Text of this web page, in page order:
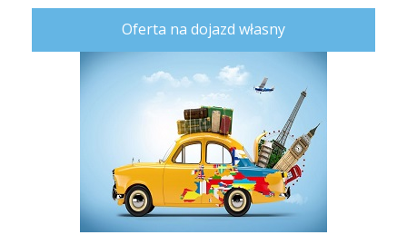
Oferta na dojazd własny